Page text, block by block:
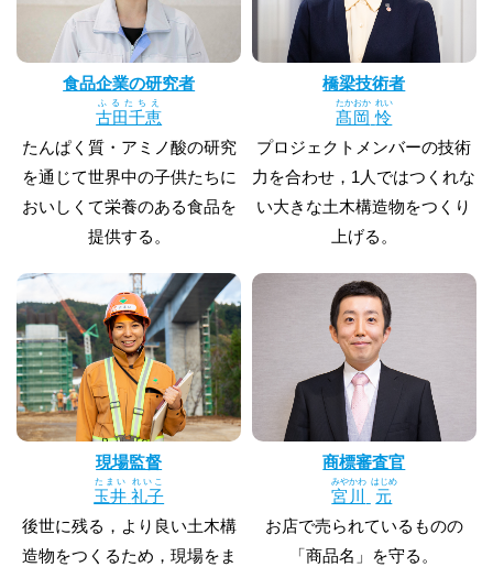
食品企業の研究者
古田千恵
ふるたちえ
たんぱく質・アミノ酸の研究
を通じて世界中の子供たちに
おいしくて栄養のある食品を
提供する。
橋梁技術者
髙岡
たかおか
怜
れい
プロジェクトメンバーの技術
力を合わせ，1人ではつくれな
い大きな土木構造物をつくり
上げる。
現場監督
玉井
たまい
礼子
れいこ
後世に残る，より良い土木構
造物をつくるため，現場をま
商標審査官
宮川
みやかわ
元
はじめ
お店で売られているものの
「商品名」を守る。